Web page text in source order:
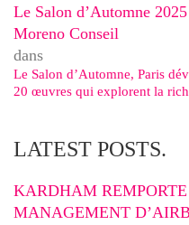
Le Salon d’Automne
Moreno Conseil
dans
Le Salon d’Automne, Paris
20 œuvres qui explorent la
LATEST POSTS.
KARDHAM
MANAGEMENT